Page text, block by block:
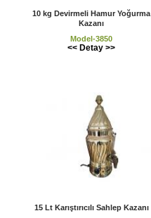
10 kg Devirmeli Hamur Yoğurma
Kazanı
Model-3850
<< Detay >>
15 Lt Karıştırıcılı Sahlep Kazanı